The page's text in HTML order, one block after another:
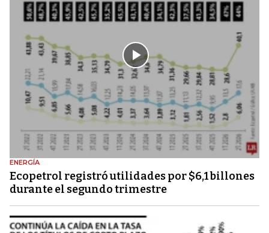
ENERGÍA
Ecopetrol registró utilidades por $6,1 billones
durante el segundo trimestre